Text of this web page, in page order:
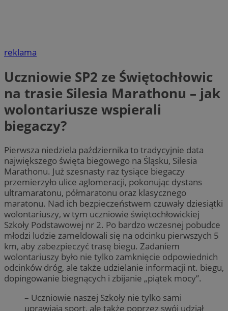
reklama
Uczniowie SP2 ze Świętochłowic
na trasie Silesia Marathonu – jak
wolontariusze wspierali
biegaczy?
Pierwsza niedziela października to tradycyjnie data
największego święta biegowego na Śląsku, Silesia
Marathonu. Już szesnasty raz tysiące biegaczy
przemierzyło ulice aglomeracji, pokonując dystans
ultramaratonu, półmaratonu oraz klasycznego
maratonu. Nad ich bezpieczeństwem czuwały dziesiątki
wolontariuszy, w tym uczniowie świętochłowickiej
Szkoły Podstawowej nr 2. Po bardzo wczesnej pobudce
młodzi ludzie zameldowali się na odcinku pierwszych 5
km, aby zabezpieczyć trasę biegu. Zadaniem
wolontariuszy było nie tylko zamknięcie odpowiednich
odcinków dróg, ale także udzielanie informacji nt. biegu,
dopingowanie biegnących i zbijanie „piątek mocy”.
– Uczniowie naszej Szkoły nie tylko sami
uprawiają sport, ale także poprzez swój udział